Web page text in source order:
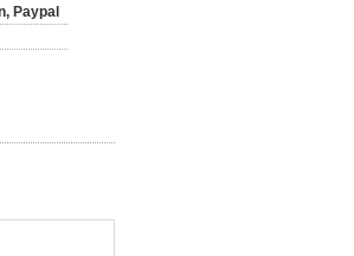
Paypal